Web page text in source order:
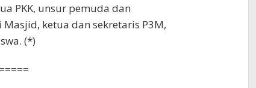
PKK, unsur pemuda dan
ketua dan sekretaris P3M,
(*)